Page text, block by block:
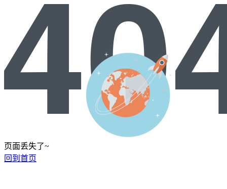
页面丢失了~
回到首页